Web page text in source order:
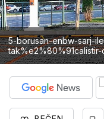
5-borusan-enbw-sarj-